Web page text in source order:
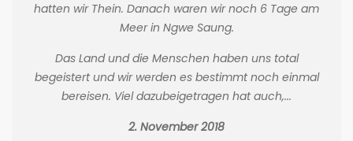
hatten wir Thein. Danach waren wir noch 6 Tage am
Meer in Ngwe Saung.
Das Land und die Menschen haben uns total
begeistert und wir werden es bestimmt noch einmal
bereisen. Viel dazubeigetragen hat auch,...
2. November 2018